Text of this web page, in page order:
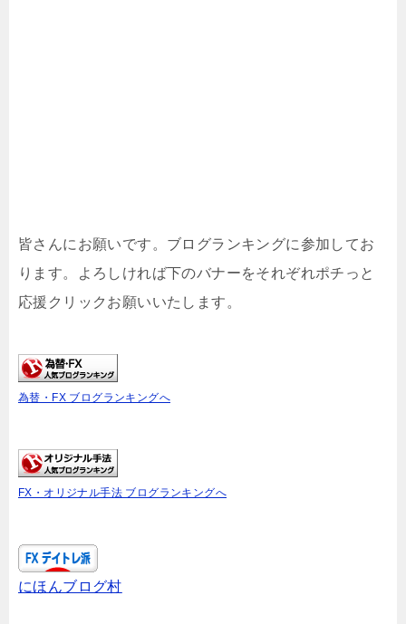
皆さんにお願いです。ブログランキングに参加してお
ります。よろしければ下のバナーをそれぞれポチっと
応援クリックお願いいたします。
為替・FX ブログランキングへ
FX・オリジナル手法 ブログランキングへ
にほんブログ村